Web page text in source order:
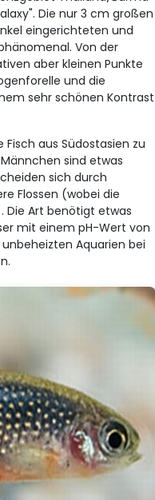
Die nur 3 cm großen
eingerichteten und
Von der
aber kleinen Punkte
und die
sehr schönen Kontrast
aus Südostasien zu
sind etwas
sich durch
Flossen (wobei die
Die Art benötigt etwas
mit einem pH-Wert von
Aquarien bei